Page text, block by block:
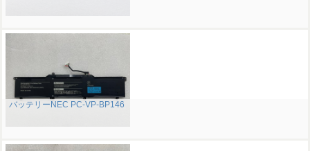
バッテリーNEC PC-VP-BP146